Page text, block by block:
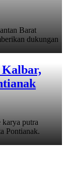
Barat
dukungan
Kalbar,
karya putra
Pontianak.